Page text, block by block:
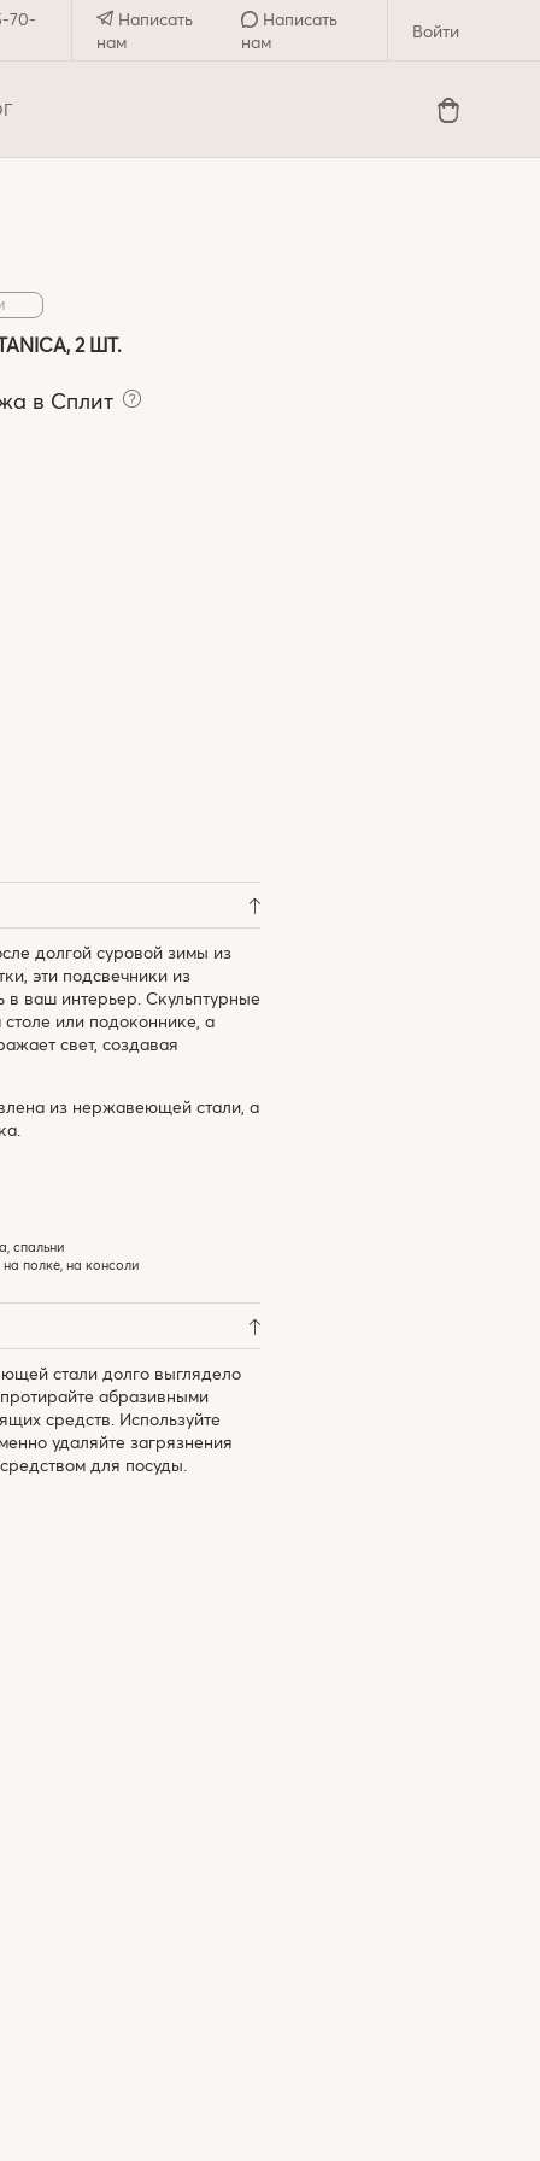
70-
Написать
нам
Написать
нам
Войти
2 ШТ.
в Сплит
долгой суровой зимы из
эти подсвечники из
ваш интерьер. Скульптурные
или подоконнике, а
свет, создавая
из нержавеющей стали, а
спальни
полке, на консоли
стали долго выглядело
абразивными
средств. Используйте
удаляйте загрязнения
для посуды.